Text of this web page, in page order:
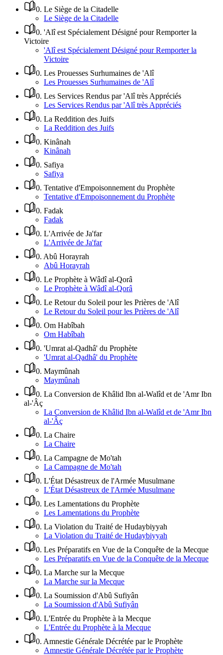
0. Le Siège de la Citadelle
Le Siège de la Citadelle
0. 'Alî est Spécialement Désigné pour Remporter la
Victoire
'Alî est Spécialement Désigné pour Remporter la
Victoire
0. Les Prouesses Surhumaines de 'Alî
Les Prouesses Surhumaines de 'Alî
0. Les Services Rendus par 'Alî très Appréciés
Les Services Rendus par 'Alî très Appréciés
0. La Reddition des Juifs
La Reddition des Juifs
0. Kinânah
Kinânah
0. Safiya
Safiya
0. Tentative d'Empoisonnement du Prophète
Tentative d'Empoisonnement du Prophète
0. Fadak
Fadak
0. L'Arrivée de Ja'far
L'Arrivée de Ja'far
0. Abû Horayrah
Abû Horayrah
0. Le Prophète à Wâdî al-Qorâ
Le Prophète à Wâdî al-Qorâ
0. Le Retour du Soleil pour les Prières de 'Alî
Le Retour du Soleil pour les Prières de 'Alî
0. Om Habîbah
Om Habîbah
0. 'Umrat al-Qadhâ' du Prophète
'Umrat al-Qadhâ' du Prophète
0. Maymûnah
Maymûnah
0. La Conversion de Khâlid Ibn al-Walîd et de 'Amr Ibn
al-'Âç
La Conversion de Khâlid Ibn al-Walîd et de 'Amr Ibn
al-'Âç
0. La Chaire
La Chaire
0. La Campagne de Mo'tah
La Campagne de Mo'tah
0. L'État Désastreux de l'Armée Musulmane
L'État Désastreux de l'Armée Musulmane
0. Les Lamentations du Prophète
Les Lamentations du Prophète
0. La Violation du Traité de Hudaybiyyah
La Violation du Traité de Hudaybiyyah
0. Les Préparatifs en Vue de la Conquête de la Mecque
Les Préparatifs en Vue de la Conquête de la Mecque
0. La Marche sur la Mecque
La Marche sur la Mecque
0. La Soumission d'Abû Sufiyân
La Soumission d'Abû Sufiyân
0. L'Entrée du Prophète à la Mecque
L'Entrée du Prophète à la Mecque
0. Amnestie Générale Décrétée par le Prophète
Amnestie Générale Décrétée par le Prophète